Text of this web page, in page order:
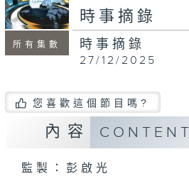
所有集數
時事摘錄
時事摘錄
27/12/2025
您喜歡這個節目嗎?
內容 CONTENT
監製：彭啟光